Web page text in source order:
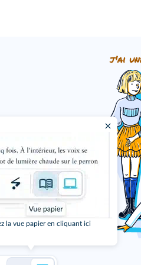
la vue papier en cliquant ici
?
j'ai